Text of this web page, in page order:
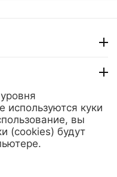
из золота и серебра
используются куки
вы
(cookies) будут